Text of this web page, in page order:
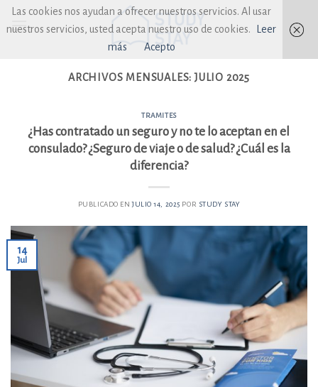
Skip
to
ARCHIVOS MENSUALES:JULIO 2025
TRAMITES
¿Has contratado un seguro y no te lo aceptan en el
consulado? ¿Seguro de viaje o de salud? ¿Cuál es la
diferencia?
PUBLICADO ENJULIO 14, 2025 POR STUDY STAY
14
Jul
Las cookies nos ayudan a ofrecer nuestros servicios. Al usar
nuestros servicios, usted acepta nuestro uso de cookies.
Leer
más
Acepto